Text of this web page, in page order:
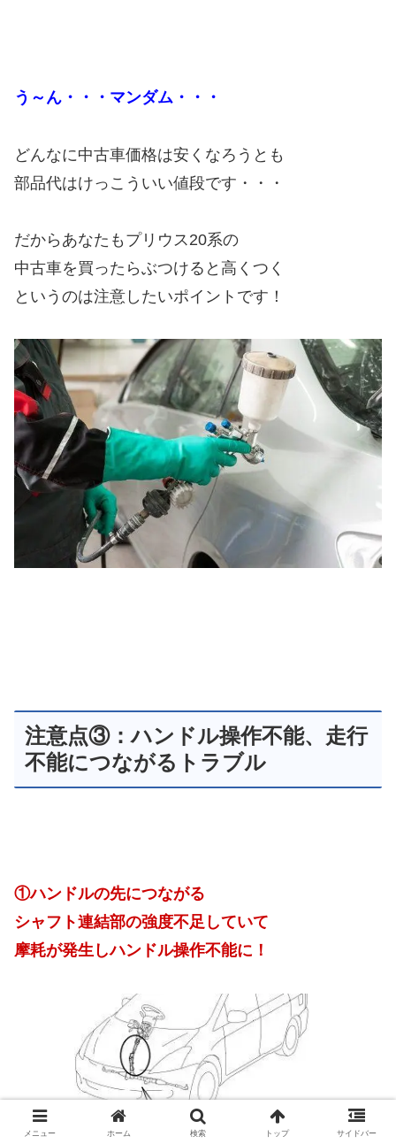
う～ん・・・マンダム・・・
どんなに中古車価格は安くなろうとも
部品代はけっこういい値段です・・・
だからあなたもプリウス20系の
中古車を買ったらぶつけると高くつく
というのは注意したいポイントです！
注意点③：ハンドル操作不能、走行
不能につながるトラブル
①ハンドルの先につながる
シャフト連結部の強度不足していて
摩耗が発生しハンドル操作不能に！
メニュー ホーム 検索 トップ サイドバー